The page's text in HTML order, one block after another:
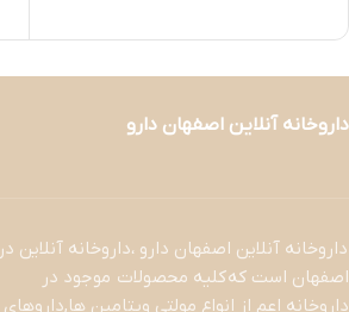
داروخانه آنلاین اصفهان دارو
داروخانه آنلاین اصفهان دارو ،داروخانه آنلاین در
اصفهان است که کلیه محصولات موجود در
داروخانه اعم از انواع مولتی ویتامین ها,داروهای